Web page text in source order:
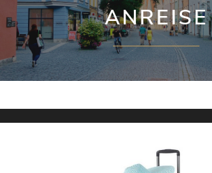
ANREISE